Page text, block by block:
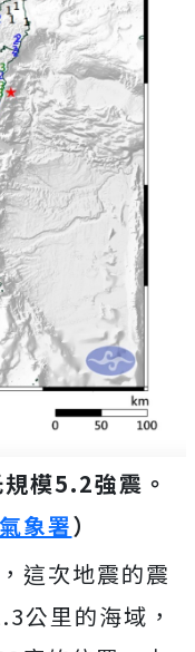
模5.2強震。
象署）
這次地震的震
公里的海域，